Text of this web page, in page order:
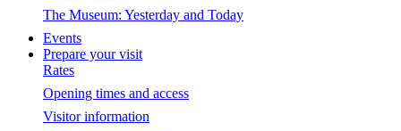
The Museum: Yesterday and Today
Events
Prepare your visit
Rates
Opening times and access
Visitor information